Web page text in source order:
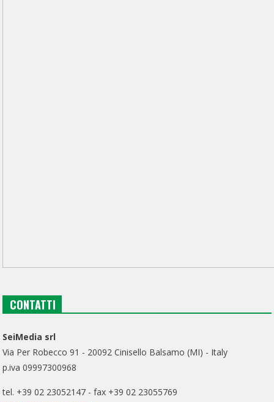
CONTATTI
SeiMedia srl
Via Per Robecco 91 - 20092 Cinisello Balsamo (MI) - Italy
p.iva 09997300968
tel. +39 02 23052147 - fax +39 02 23055769